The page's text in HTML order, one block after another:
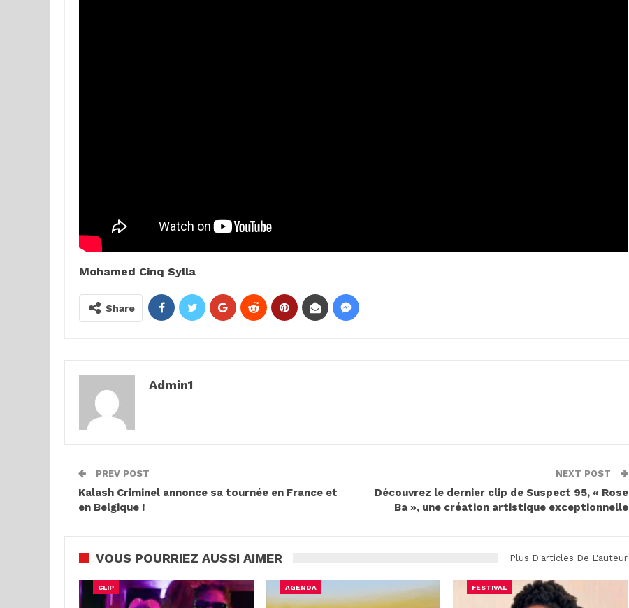
Mohamed Cinq Sylla
Share
Admin1
PREV POST
Kalash Criminel annonce sa tournée en France et
en Belgique !
NEXT POST
Découvrez le dernier clip de Suspect 95, « Rose
Ba », une création artistique exceptionnelle
VOUS POURRIEZ AUSSI AIMER Plus D'articles De L'auteur
CLIP AGENDA FESTIVAL